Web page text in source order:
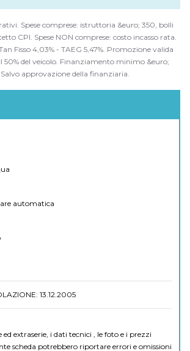
Spese comprese: istruttoria &euro; 350, bolli
CPI. Spese NON comprese: costo incasso rata.
Fisso 4,03% - TAEG 5,47%. Promozione valida
del veicolo. Finanziamento minimo &euro;
approvazione della finanziaria.
automatica
13.12.2005
ed extraserie, i dati tecnici , le foto e i prezzi
scheda potrebbero riportare errori e omissioni